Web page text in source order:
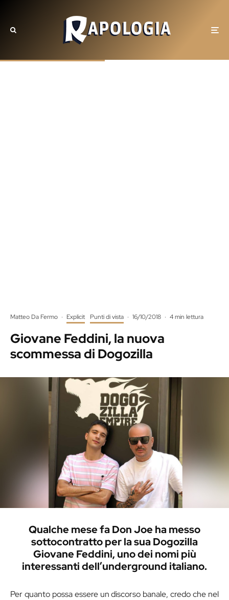
Matteo Da Fermo · Explicit Punti di vista · 16/10/2018 · 4 min lettura
Giovane Feddini, la nuova
scommessa di Dogozilla
Qualche mese fa Don Joe ha messo
sottocontratto per la sua Dogozilla
Giovane Feddini, uno dei nomi più
interessanti dell’underground italiano.
Per quanto possa essere un discorso banale, credo che nel